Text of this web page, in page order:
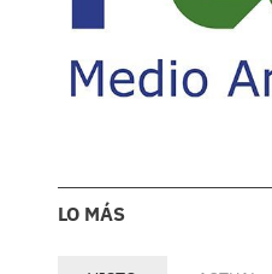
LO MÁS